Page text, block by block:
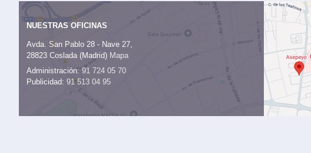
NUESTRAS OFICINAS
Avda. San Pablo 28 - Nave 27,
28823 Coslada (Madrid) Mapa
Administración:91 724 05 70
Publicidad: 91 513 04 95